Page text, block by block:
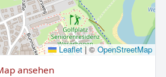
Leaflet |© OpenStreetMap
ansehen